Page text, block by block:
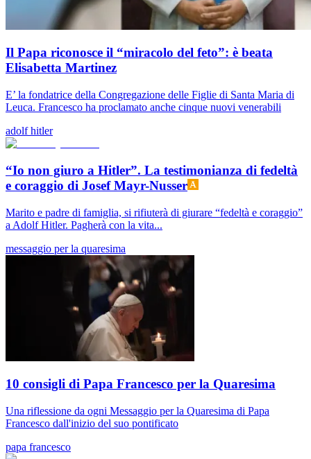
Il Papa riconosce il “miracolo del feto”: è beata
Elisabetta Martinez
E’ la fondatrice della Congregazione delle Figlie di Santa Maria di
Leuca. Francesco ha proclamato anche cinque nuovi venerabili
adolf hitler
“Io non giuro a Hitler”. La testimonianza di fedeltà
e coraggio di Josef Mayr-Nusser
Marito e padre di famiglia, si rifiuterà di giurare “fedeltà e coraggio”
a Adolf Hitler. Pagherà con la vita...
messaggio per la quaresima
10 consigli di Papa Francesco per la Quaresima
Una riflessione da ogni Messaggio per la Quaresima di Papa
Francesco dall'inizio del suo pontificato
papa francesco